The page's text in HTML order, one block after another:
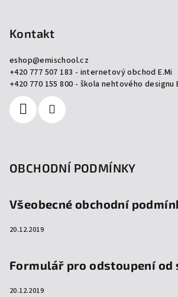
Kontakt
eshop@emischool.cz
+420 777 507 183 - internetový obchod E.Mi
+420 770 155 800 - škola nehtového designu
OBCHODNÍ PODMÍNKY
Všeobecné obchodní
20.12.2019
Formulář pro odstoupení od
20.12.2019